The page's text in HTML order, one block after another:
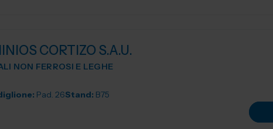
CORTIZO S.A.U.
NON FERROSI E LEGHE
Pad. 26Stand: B75